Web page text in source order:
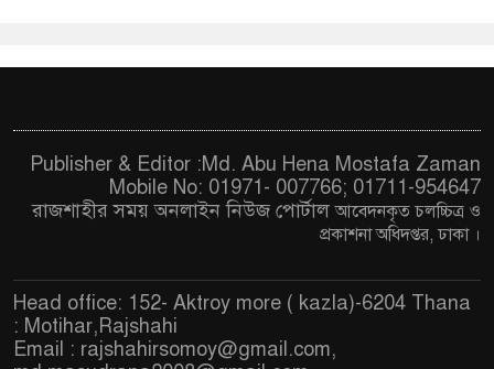
Publisher & Editor :Md. Abu Hena Mostafa Zaman
Mobile No: 01971- 007766; 01711-954647
রাজশাহীর সময় অনলাইন নিউজ পোর্টালআবেদনকৃত চলচ্চিত্র ও
প্রকাশনা অধিদপ্তর, ঢাকা ।
Head office: 152- Aktroy more ( kazla)-6204 Thana
: Motihar,Rajshahi
Email : rajshahirsomoy@gmail.com,